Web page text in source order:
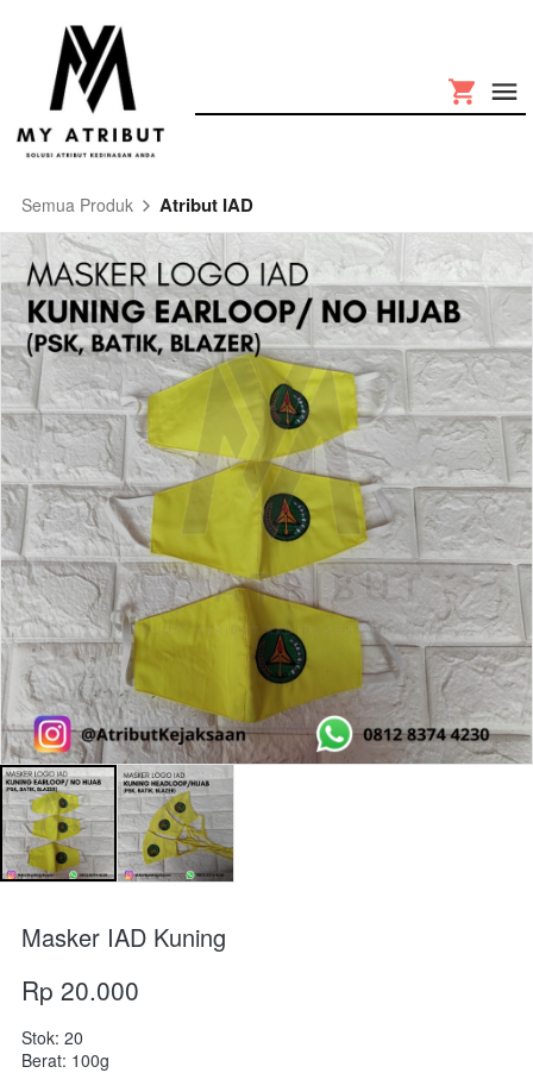
Semua Produk Atribut IAD
Masker IAD Kuning
Rp 20.000
Stok: 20
Berat: 100g